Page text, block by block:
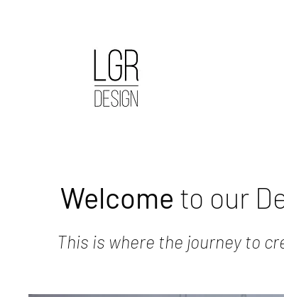
Welcome to our
This is where the journey to